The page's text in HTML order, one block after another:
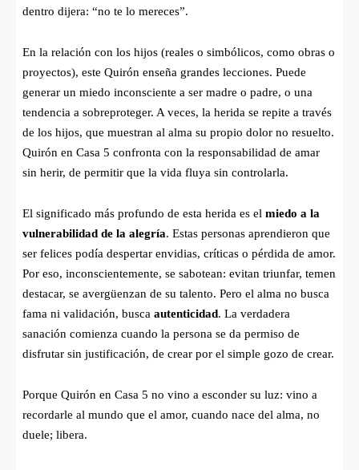
dentro dijera: “no te lo mereces”.
En la relación con los hijos (reales o simbólicos, como obras o
proyectos), este Quirón enseña grandes lecciones. Puede
generar un miedo inconsciente a ser madre o padre, o una
tendencia a sobreproteger. A veces, la herida se repite a través
de los hijos, que muestran al alma su propio dolor no resuelto.
Quirón en Casa 5 confronta con la responsabilidad de amar
sin herir, de permitir que la vida fluya sin controlarla.
El significado más profundo de esta herida es el miedo a la
vulnerabilidad de la alegría. Estas personas aprendieron que
ser felices podía despertar envidias, críticas o pérdida de amor.
Por eso, inconscientemente, se sabotean: evitan triunfar, temen
destacar, se avergüenzan de su talento. Pero el alma no busca
fama ni validación, busca autenticidad. La verdadera
sanación comienza cuando la persona se da permiso de
disfrutar sin justificación, de crear por el simple gozo de crear.
Porque Quirón en Casa 5 no vino a esconder su luz: vino a
recordarle al mundo que el amor, cuando nace del alma, no
duele; libera.